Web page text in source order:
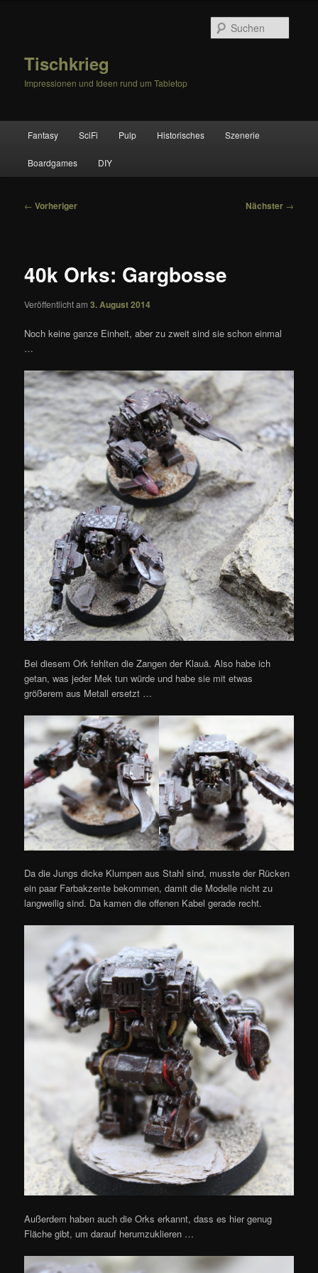
Tischkrieg
Impressionen und Ideen rund um Tabletop
Fantasy SciFi Pulp Historisches Szenerie
Boardgames DIY
Beitragsnavigation
← Vorheriger Nächster →
40k Orks: Gargbosse
Veröffentlicht am3. August 2014
Noch keine ganze Einheit, aber zu zweit sind sie schon einmal
…
Bei diesem Ork fehlten die Zangen der Klauä. Also habe ich
getan, was jeder Mek tun würde und habe sie mit etwas
größerem aus Metall ersetzt …
Da die Jungs dicke Klumpen aus Stahl sind, musste der Rücken
ein paar Farbakzente bekommen, damit die Modelle nicht zu
langweilig sind. Da kamen die offenen Kabel gerade recht.
Außerdem haben auch die Orks erkannt, dass es hier genug
Fläche gibt, um darauf herumzuklieren …